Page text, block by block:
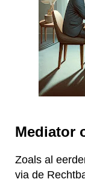
Mediator
Zoals al
via de